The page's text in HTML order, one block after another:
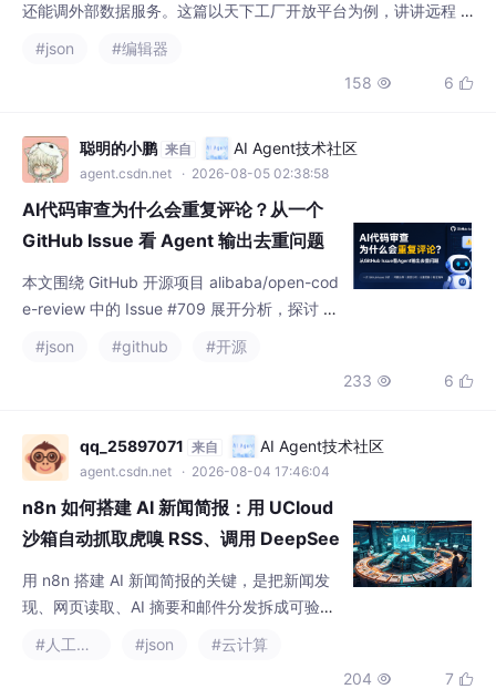
还能调外部数据服务。这篇以天下工厂开放平台为例，讲讲远程 M
CP 服务在 Cursor 里的标准配置方法，以及配置项背后的几个概
念。
#json
#编辑器
158  6 
聪明的小鹏 来自 AI Agent技术社区
agent.csdn.net · 2026-08-05 02:38:58
AI代码审查为什么会重复评论？从一个
GitHub Issue 看 Agent 输出去重问题
本文围绕 GitHub 开源项目 alibaba/open-cod
e-review 中的 Issue #709 展开分析，探讨 AI
文章介绍重复评论产生的可能原因，分析精确
质量。
#json #github
#开源
233  6 
qq_25897071 来自 AI Agent技术社区
agent.csdn.net · 2026-08-04 17:46:04
n8n 如何搭建 AI 新闻简报：用 UCloud
沙箱自动抓取虎嗅 RSS、调用 DeepSee
k 摘要并发送邮件
用 n8n 搭建 AI 新闻简报的关键，是把新闻发
现、网页读取、AI 摘要和邮件分发拆成可验证
的工作流。推荐链路为 Manual Trigger 或 Sc
hedule Trigger、RSS Read、Limit、Firecra
#人工智能 #json
#云计算
204  7 